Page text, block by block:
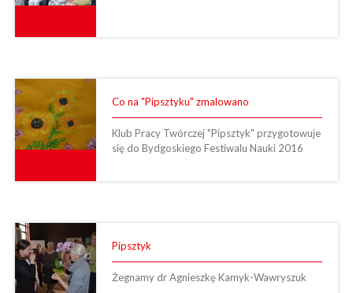
Co na "Pipsztyku" zmalowano
Klub Pracy Twórczej "Pipsztyk" przygotowuje
się do Bydgoskiego Festiwalu Nauki 2016
Pipsztyk
Żegnamy dr Agnieszkę Kamyk-Wawryszuk